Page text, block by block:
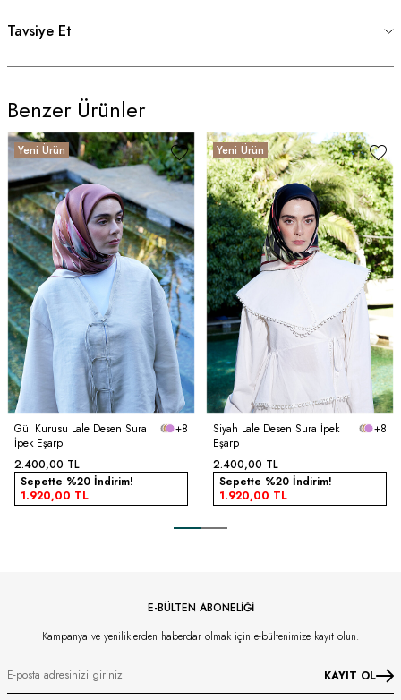
Tavsiye Et
Benzer Ürünler
Yeni Ürün
Gül Kurusu Lale Desen Sura
İpek Eşarp
+8
2.400,00 TL
Sepette %20 İndirim!
1.920,00 TL
Yeni Ürün
Siyah Lale Desen Sura İpek
Eşarp
+8
2.400,00 TL
Sepette %20 İndirim!
1.920,00 TL
E-BÜLTEN ABONELİĞİ
Kampanya ve yeniliklerden haberdar olmak için e-bültenimize kayıt olun.
KAYIT OL